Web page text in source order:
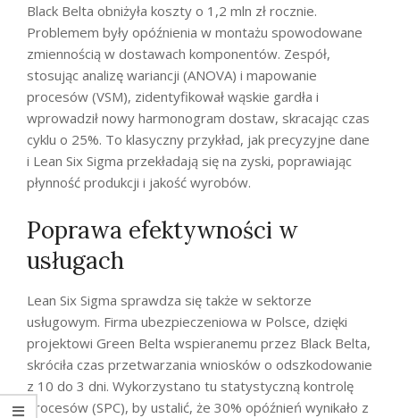
Black Belta obniżyła koszty o 1,2 mln zł rocznie.
Problemem były opóźnienia w montażu spowodowane
zmiennością w dostawach komponentów. Zespół,
stosując analizę wariancji (ANOVA) i mapowanie
procesów (VSM), zidentyfikował wąskie gardła i
wprowadził nowy harmonogram dostaw, skracając czas
cyklu o 25%. To klasyczny przykład, jak precyzyjne dane
i Lean Six Sigma przekładają się na zyski, poprawiając
płynność produkcji i jakość wyrobów.
Poprawa efektywności w
usługach
Lean Six Sigma sprawdza się także w sektorze
usługowym. Firma ubezpieczeniowa w Polsce, dzięki
projektowi Green Belta wspieranemu przez Black Belta,
skróciła czas przetwarzania wniosków o odszkodowanie
z 10 do 3 dni. Wykorzystano tu statystyczną kontrolę
procesów (SPC), by ustalić, że 30% opóźnień wynikało z